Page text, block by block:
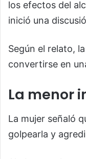
los efectos del
inició una
Según el relato,
convertirse en
La menor
La mujer señaló
golpearla y